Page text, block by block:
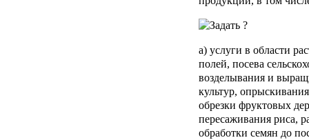
а) услуги в области
полей, посева
возделывания и
культур,
обрезки фруктовых
пересаживания риса,
обработки семян до